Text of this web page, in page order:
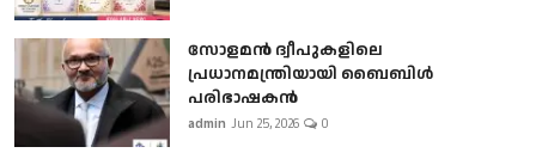
സോളമൻ ദ്വീപുകളിലെ
പ്രധാനമന്ത്രിയായി ബൈബിൾ
പരിഭാഷകൻ
admin Jun 25, 2026 0